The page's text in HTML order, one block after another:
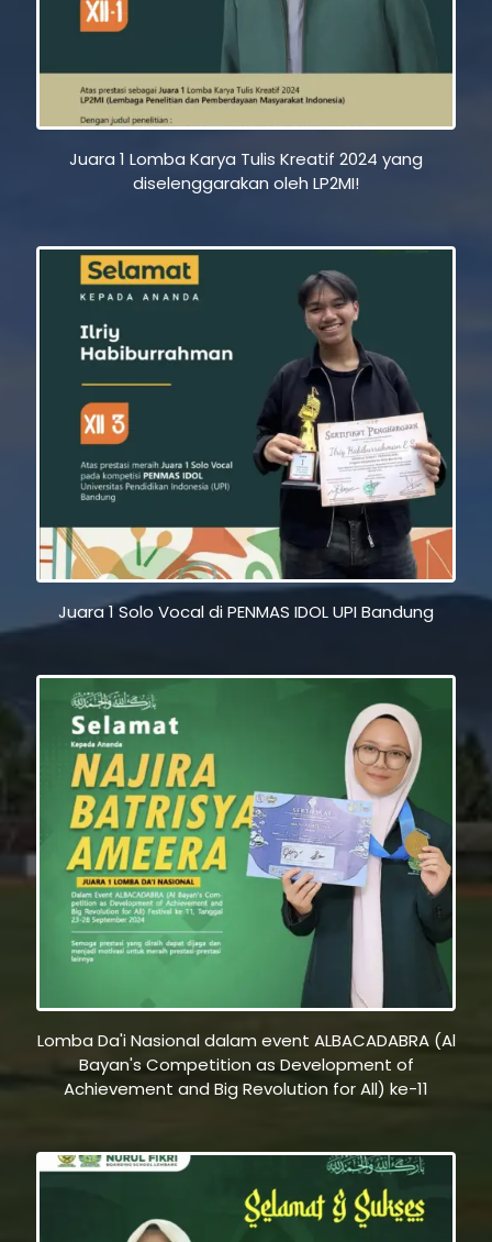
Juara 1 Lomba Karya Tulis Kreatif 2024 yang
diselenggarakan oleh LP2MI!
Juara 1 Solo Vocal di PENMAS IDOL UPI Bandung
Lomba Da'i Nasional dalam event ALBACADABRA (Al
Bayan's Competition as Development of
Achievement and Big Revolution for All) ke-11